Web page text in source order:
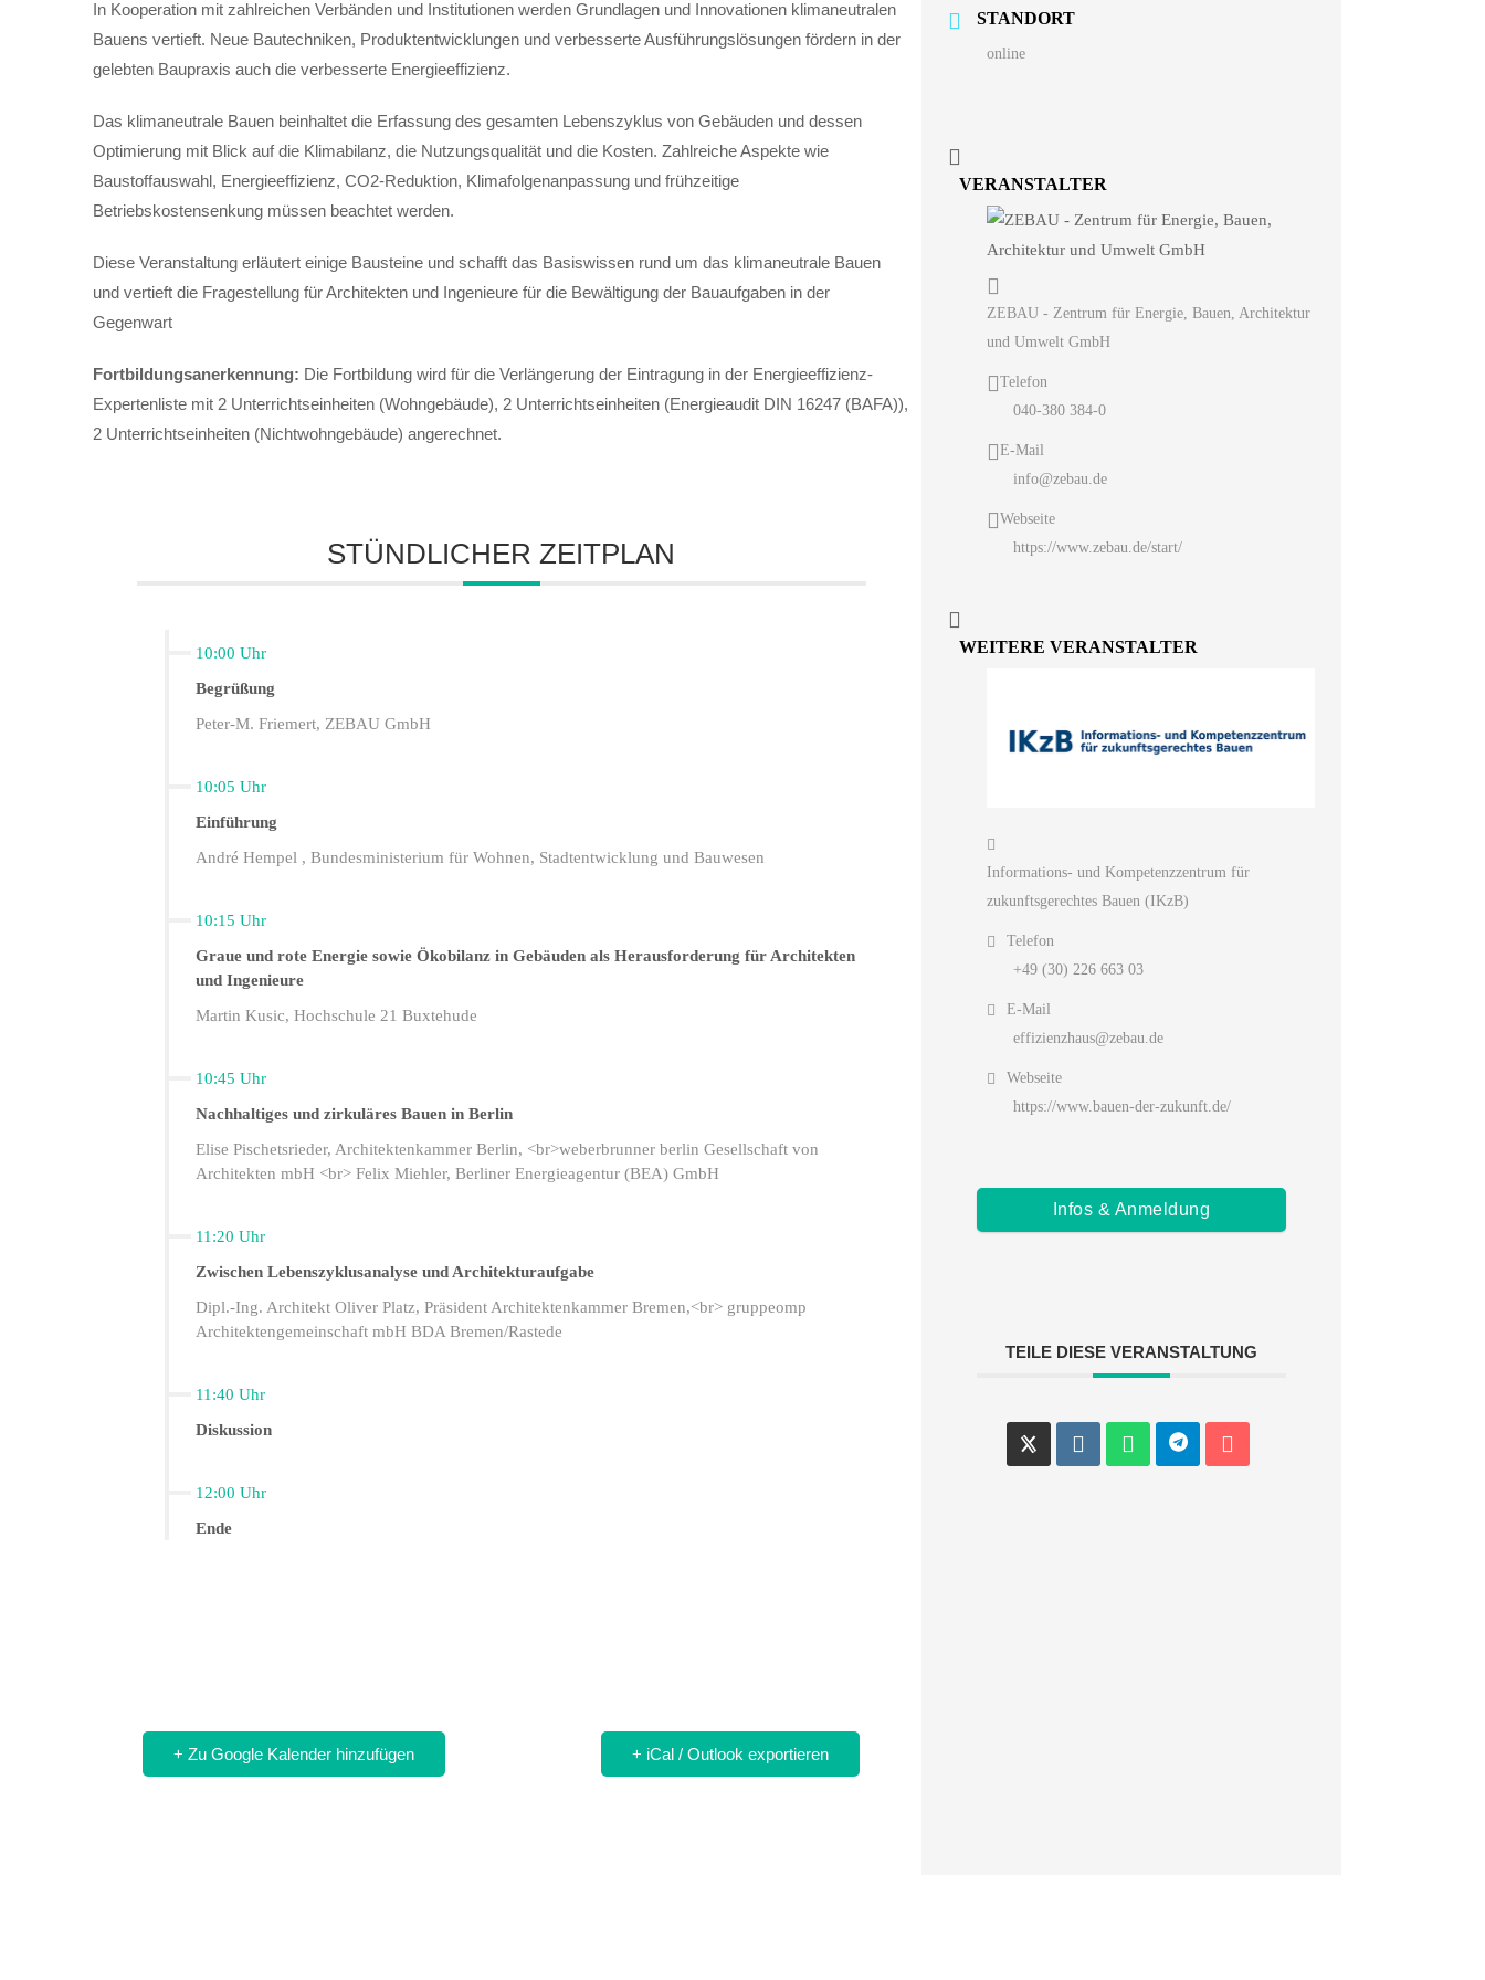
In Kooperation mit zahlreichen Verbänden und Institutionen werden Grundlagen und Innovationen klimaneutralen
Bauens vertieft. Neue Bautechniken, Produktentwicklungen und verbesserte Ausführungslösungen fördern in der
gelebten Baupraxis auch die verbesserte Energieeffizienz.
Das klimaneutrale Bauen beinhaltet die Erfassung des gesamten Lebenszyklus von Gebäuden und dessen
Optimierung mit Blick auf die Klimabilanz, die Nutzungsqualität und die Kosten. Zahlreiche Aspekte wie
Baustoffauswahl, Energieeffizienz, CO2-Reduktion, Klimafolgenanpassung und frühzeitige
Betriebskostensenkung müssen beachtet werden.
Diese Veranstaltung erläutert einige Bausteine und schafft das Basiswissen rund um das klimaneutrale Bauen
und vertieft die Fragestellung für Architekten und Ingenieure für die Bewältigung der Bauaufgaben in der
Gegenwart
Fortbildungsanerkennung: Die Fortbildung wird für die Verlängerung der Eintragung in der Energieeffizienz-
Expertenliste mit 2 Unterrichtseinheiten (Wohngebäude), 2 Unterrichtseinheiten (Energieaudit DIN 16247 (BAFA)),
2 Unterrichtseinheiten (Nichtwohngebäude) angerechnet.
STÜNDLICHER ZEITPLAN
10:00 Uhr
Begrüßung
Peter-M. Friemert, ZEBAU GmbH
10:05 Uhr
Einführung
André Hempel , Bundesministerium für Wohnen, Stadtentwicklung und Bauwesen
10:15 Uhr
Graue und rote Energie sowie Ökobilanz in Gebäuden als Herausforderung für Architekten
und Ingenieure
Martin Kusic, Hochschule 21 Buxtehude
10:45 Uhr
Nachhaltiges und zirkuläres Bauen in Berlin
Elise Pischetsrieder, Architektenkammer Berlin, <br>weberbrunner berlin Gesellschaft von
Architekten mbH <br> Felix Miehler, Berliner Energieagentur (BEA) GmbH
11:20 Uhr
Zwischen Lebenszyklusanalyse und Architekturaufgabe
Dipl.-Ing. Architekt Oliver Platz, Präsident Architektenkammer Bremen,<br> gruppeomp
Architektengemeinschaft mbH BDA Bremen/Rastede
11:40 Uhr
Diskussion
12:00 Uhr
Ende
+ Zu Google Kalender hinzufügen + iCal / Outlook exportieren
STANDORT
online
VERANSTALTER
ZEBAU - Zentrum für Energie, Bauen, Architektur
und Umwelt GmbH
Telefon
040-380 384-0
E-Mail
info@zebau.de
Webseite
https://www.zebau.de/start/
WEITERE VERANSTALTER
Informations- und Kompetenzzentrum für
zukunftsgerechtes Bauen (IKzB)
Telefon
+49 (30) 226 663 03
E-Mail
effizienzhaus@zebau.de
Webseite
https://www.bauen-der-zukunft.de/
Infos & Anmeldung
TEILE DIESE VERANSTALTUNG